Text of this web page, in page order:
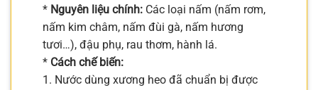
* Nguyên liệu chính: Các loại nấm (nấm rơm,
nấm kim châm, nấm đùi gà, nấm hương
tươi…), đậu phụ, rau thơm, hành lá.
* Cách chế biến:
1. Nước dùng xương heo đã chuẩn bị được